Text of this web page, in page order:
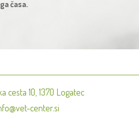
časa.
cesta 10, 1370 Logatec
center.si